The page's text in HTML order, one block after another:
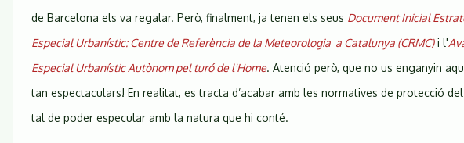
11:30h
de Barcelona els va regalar. Però, finalment, ja tenen els seus Document Inicial
Especial Urbanístic: Centre de Referència de la Meteorologia a Catalunya (CRMC)i l'
Especial Urbanístic Autònom pel turó de l'Home. Atenció però, que no us enganyin
tan espectaculars! En realitat, es tracta d’acabar amb les normatives de protecció
tal de poder especular amb la natura que hi conté.